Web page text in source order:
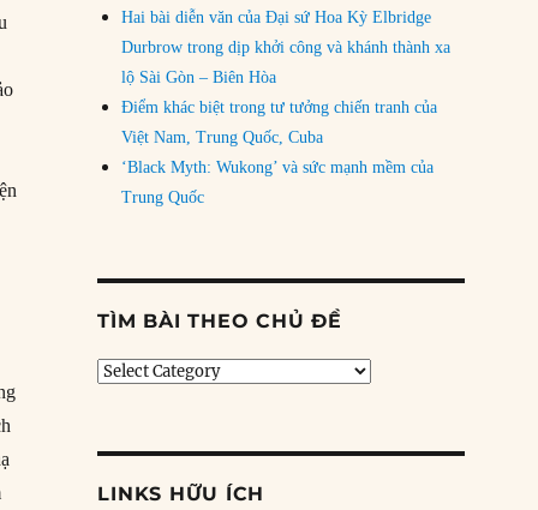
Hai bài diễn văn của Đại sứ Hoa Kỳ Elbridge
Durbrow trong dịp khởi công và khánh thành xa
lộ Sài Gòn – Biên Hòa
Điểm khác biệt trong tư tưởng chiến tranh của
Việt Nam, Trung Quốc, Cuba
‘Black Myth: Wukong’ và sức mạnh mềm của
Trung Quốc
TÌM BÀI THEO CHỦ ĐỀ
Tìm
LINKS HỮU ÍCH